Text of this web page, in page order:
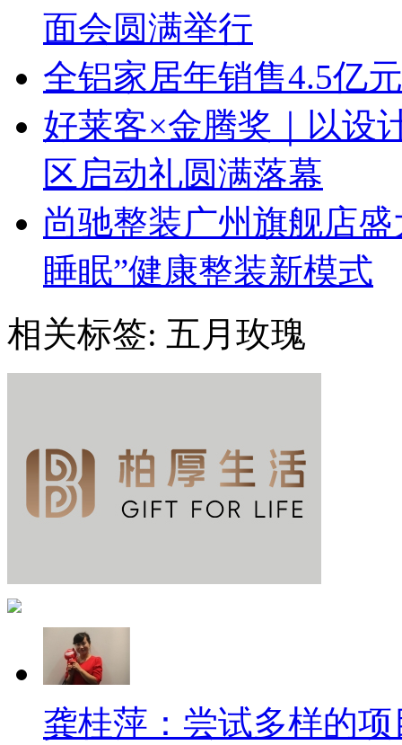
面会圆满举行
全铝家居年销售4.5亿
好莱客×金腾奖｜以设
区启动礼圆满落幕
尚驰整装广州旗舰店
睡眠”健康整装新模式
相关标签: 五月玫瑰
龚桂萍：尝试多样的